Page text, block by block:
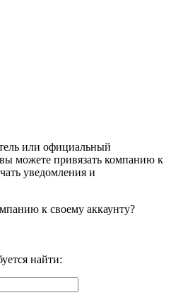
или официальный
можете привязать компанию к
уведомления и
к своему аккаунту?
найти: